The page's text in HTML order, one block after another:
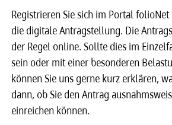
Registrieren Sie sich im Portal
die digitale Antragstellung. Die
der Regel online. Sollte dies im
sein oder mit einer besonderen
können Sie uns gerne kurz erklären,
dann, ob Sie den Antrag
einreichen können.